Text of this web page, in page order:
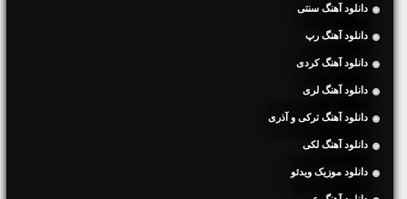
دانلود آهنگ سنتی
دانلود آهنگ رپ
دانلود آهنگ کردی
دانلود آهنگ لری
دانلود آهنگ ترکی و آذری
دانلود آهنگ لکی
دانلود موزیک ویدئو